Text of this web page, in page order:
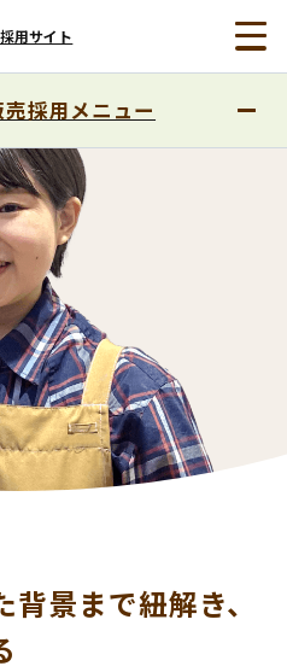
用サイト
採用メニュー
景まで紐解き、